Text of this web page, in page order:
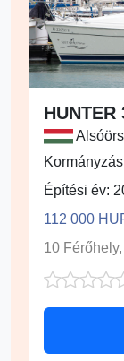
HUNTER
Alsóörs
Építési év:
112 000
10